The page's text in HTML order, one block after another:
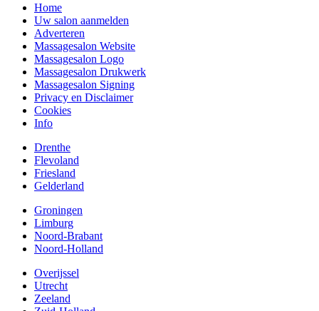
Home
Uw salon aanmelden
Adverteren
Massagesalon Website
Massagesalon Logo
Massagesalon Drukwerk
Massagesalon Signing
Privacy en Disclaimer
Cookies
Info
Drenthe
Flevoland
Friesland
Gelderland
Groningen
Limburg
Noord-Brabant
Noord-Holland
Overijssel
Utrecht
Zeeland